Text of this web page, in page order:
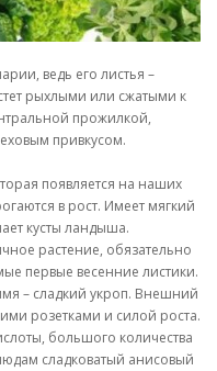
ведь его листья –
рыхлыми или сжатыми к
прожилкой,
привкусом.
появляется на наших
в рост. Имеет мягкий
кусты ландыша.
растение, обязательно
первые весенние листики.
– сладкий укроп. Внешний
розетками и силой роста.
большого количества
сладковатый анисовый